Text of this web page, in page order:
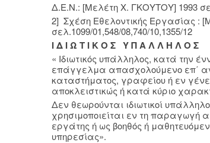
Δ.Ε.Ν.: [Μελέτη Χ. ΓΚΟΥΤΟΥ] 1993
2] Σχέση Εθελοντικής Εργασίας :
σελ.1099/01,548/08,740/10,1355/12
Ι Δ Ι Ω Τ Ι Κ Ο Σ Υ Π Α Λ Λ Η Λ Ο Σ
« Ιδιωτικός υπάλληλος, κατά την
επάγγελμα απασχολούμενο επ΄
καταστήματος, γραφείου ή εν
αποκλειστικώς ή κατά κύριο
Δεν θεωρούνται ιδιωτικοί
χρησιμοποιείται εν τη παραγωγή
εργάτης ή ως βοηθός ή
υπηρεσίας».